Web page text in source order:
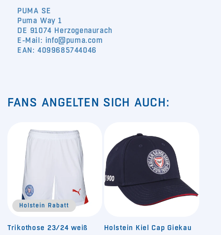
PUMA SE
Puma Way 1
DE 91074 Herzogenaurach
E-Mail: info@puma.com
EAN: 4099685744046
FANS ANGELTEN SICH AUCH:
Holstein Rabatt
Trikothose 23/24 weiß Holstein Kiel Cap Giekau